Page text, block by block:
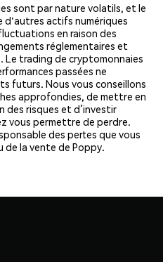
sont par nature volatils, et le
d'autres actifs numériques
en raison des
réglementaires et
trading de cryptomonnaies
passées ne
futurs. Nous vous conseillons
approfondies, de mettre en
des risques et d’investir
vous permettre de perdre.
des pertes que vous
la vente de Poppy.